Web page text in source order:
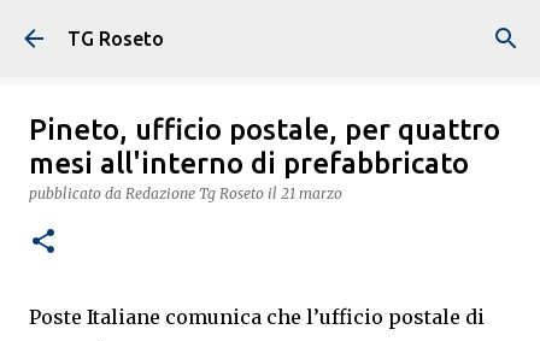
Passa ai contenuti principali
TG Roseto
Pineto, ufficio postale, per quattro
mesi all'interno di prefabbricato
pubblicato da Redazione Tg Roseto il 21 marzo
Poste Italiane comunica che l’ufficio postale di